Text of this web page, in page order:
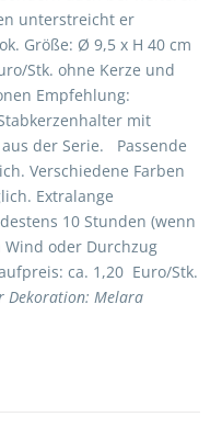
unterstreicht er
Größe: Ø 9,5 x H 40 cm
Stk. ohne Kerze und
Empfehlung:
mit
der Serie. Passende
Verschiedene Farben
Extralange
10 Stunden (wenn
Wind oder Durchzug
ca. 1,20 Euro/Stk.
Dekoration: Melara